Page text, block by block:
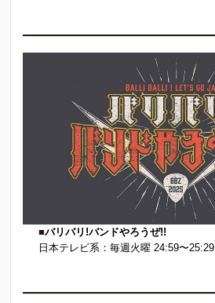
■バリバリ!バンドやろうぜ!!
日本テレビ系：毎週火曜 24:59〜25:29